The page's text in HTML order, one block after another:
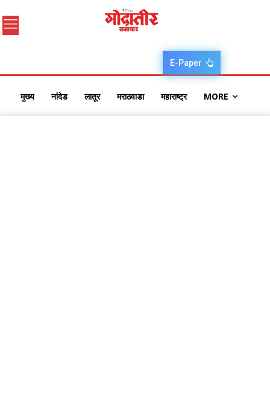
E-Paper
मुख्य नांदेड लातूर मराठवाडा महाराष्ट्र MORE